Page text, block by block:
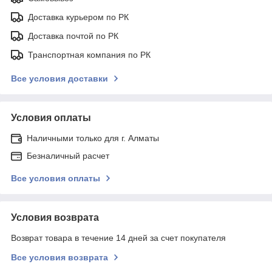
Доставка курьером по РК
Доставка почтой по РК
Транспортная компания по РК
Все условия доставки
Условия оплаты
Наличными только для г. Алматы
Безналичный расчет
Все условия оплаты
Условия возврата
Возврат товара в течение 14 дней за счет покупателя
Все условия возврата